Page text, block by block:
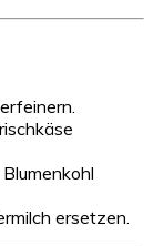
ersetzen.